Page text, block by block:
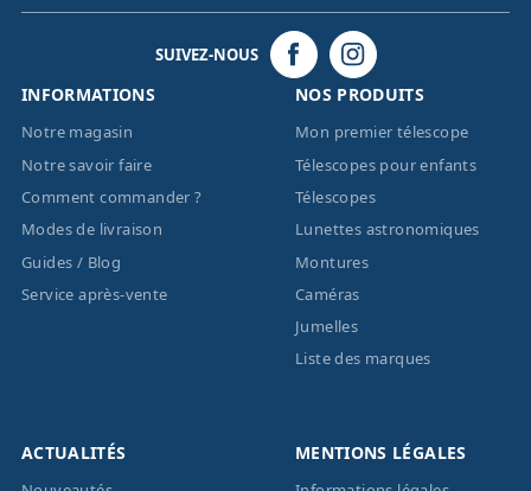
SUIVEZ-NOUS
INFORMATIONS
Notre magasin
Notre savoir faire
Comment commander ?
Modes de livraison
Guides / Blog
Service après-vente
NOS PRODUITS
Mon premier télescope
Télescopes pour enfants
Télescopes
Lunettes astronomiques
Montures
Caméras
Jumelles
Liste des marques
ACTUALITÉS MENTIONS LÉGALES